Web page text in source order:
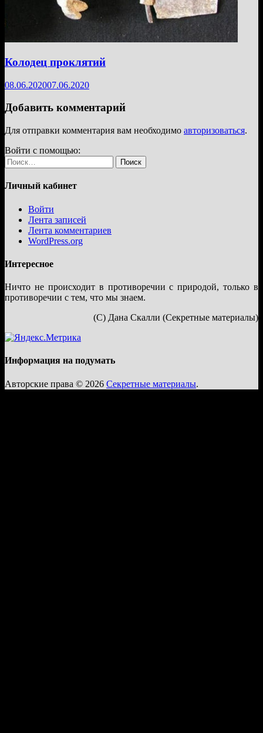
Колодец проклятий
08.06.202007.06.2020
Добавить комментарий
Для отправки комментария вам необходимо авторизоваться.
Войти с помощью:
Найти:
Личный кабинет
Войти
Лента записей
Лента комментариев
WordPress.org
Интересное
Ничто не происходит в противоречии с природой, только в
противоречии с тем, что мы знаем.
(С) Дана Скалли (Секретные материалы)
Информация на подумать
Авторские права © 2026 Секретные материалы.